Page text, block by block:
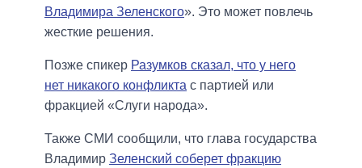
Владимира Зеленского». Это может повлечь
жесткие решения.
Позже спикер Разумков сказал, что у него
нет никакого конфликта с партией или
фракцией «Слуги народа».
Также СМИ сообщили, что глава государства
Владимир Зеленский соберет фракцию